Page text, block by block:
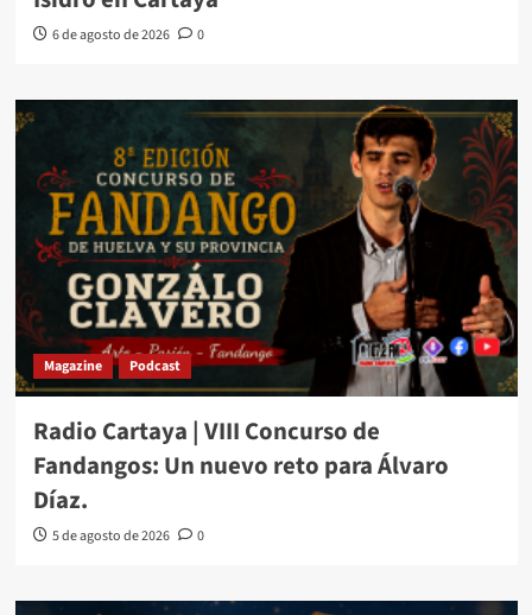
6 de agosto de 2026 0
Magazine Podcast
Radio Cartaya | VIII Concurso de
Fandangos: Un nuevo reto para Álvaro
Díaz.
5 de agosto de 2026 0